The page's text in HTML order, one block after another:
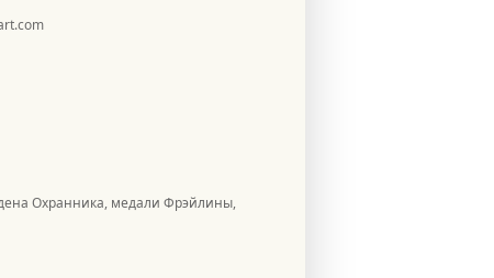
Охранника, медали Фрэйлины,